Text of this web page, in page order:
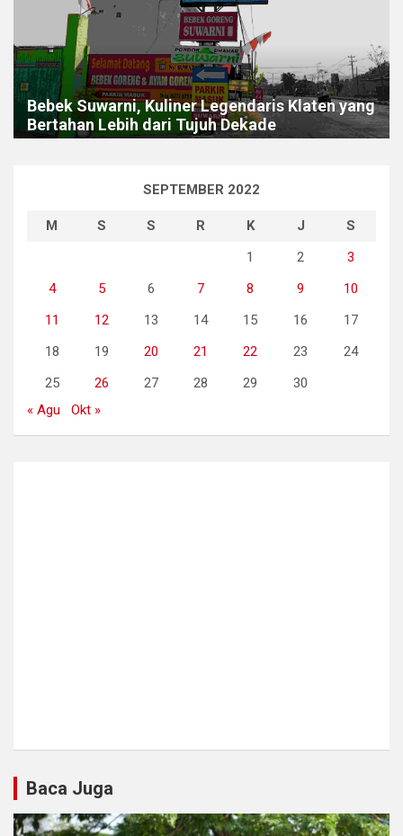
Bebek Suwarni, Kuliner Legendaris Klaten yang
Bertahan Lebih dari Tujuh Dekade
SEPTEMBER 2022
M S S R K J
S
1
2
3
4
5 6 7 8 9
10
11
12 13 14 15 16
17
18
19 20 21 22 23
24
25
26 27 28 29
30
« Agu
Okt »
Baca Juga